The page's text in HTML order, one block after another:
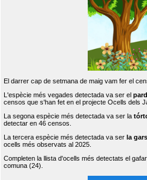
El darrer cap de setmana de maig vam fer el
L'espècie més vegades detectada va ser el
censos que s'han fet en el projecte Ocells dels
La segona espècie més detectada va ser la
detectar en 46 censos.
La tercera espècie més detectada va ser la
ocells més observats al 2025.
Completen la llista d'ocells més detectats el
comuna (24).